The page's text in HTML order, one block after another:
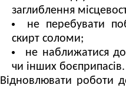
заглиблення
не перебувати
скирт соломи;
не наближатися
чи інших боєприпасів.
Відновлювати роботи